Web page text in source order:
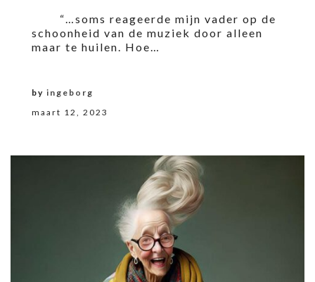
“…soms reageerde mijn vader op de
schoonheid van de muziek door alleen
maar te huilen. Hoe…
maart 12, 2023
by ingeborg